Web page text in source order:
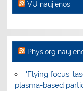
VU naujienos
Phys.org
'Flying focus'
plasma-based